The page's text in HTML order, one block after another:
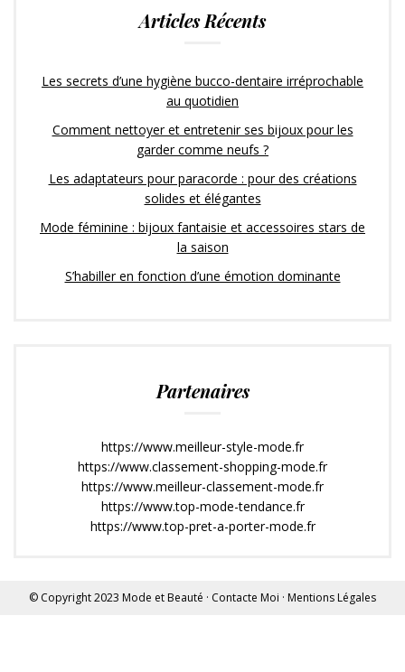
Articles Récents
Les secrets d’une hygiène bucco-dentaire irréprochable
au quotidien
Comment nettoyer et entretenir ses bijoux pour les
garder comme neufs ?
Les adaptateurs pour paracorde : pour des créations
solides et élégantes
Mode féminine : bijoux fantaisie et accessoires stars de
la saison
S’habiller en fonction d’une émotion dominante
Partenaires
https://www.meilleur-style-mode.fr
https://www.classement-shopping-mode.fr
https://www.meilleur-classement-mode.fr
https://www.top-mode-tendance.fr
https://www.top-pret-a-porter-mode.fr
© Copyright 2023 Mode et Beauté · Contacte Moi · Mentions Légales